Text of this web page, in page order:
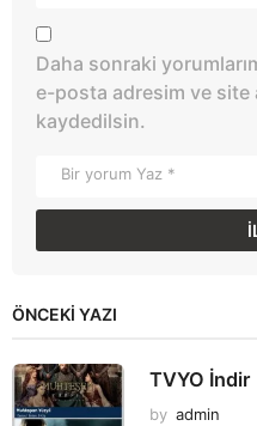
Daha sonraki
e-posta adresim ve site
kaydedilsin.
ÖNCEKI YAZI
TVYO İndir
by admin